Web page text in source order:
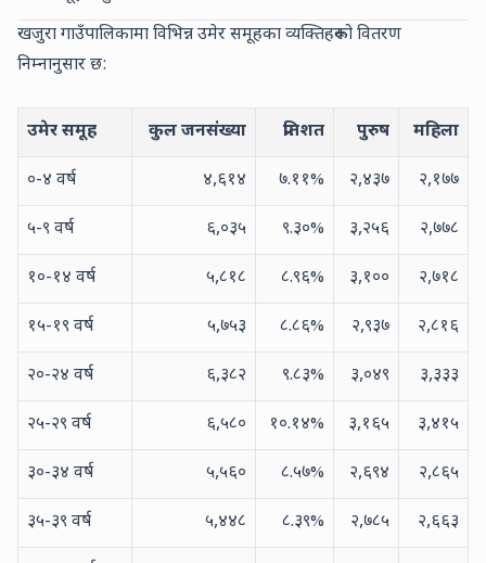
खजुरा गाउँपालिकामा विभिन्न उमेर समूहका व्यक्तिहरूको वितरण
निम्नानुसार छ:
उमेर समूह कुल जनसंख्या प्रतिशत पुरुष महिला
०-४ वर्ष ४,६१४ ७.११% २,४३७ २,१७७
५-९ वर्ष ६,०३५ ९.३०% ३,२५६ २,७७८
१०-१४ वर्ष ५,८१८ ८.९६% ३,१०० २,७१८
१५-१९ वर्ष ५,७५३ ८.८६% २,९३७ २,८१६
२०-२४ वर्ष ६,३८२ ९.८३% ३,०४९ ३,३३३
२५-२९ वर्ष ६,५८० १०.१४% ३,१६५ ३,४१५
३०-३४ वर्ष ५,५६० ८.५७% २,६९४ २,८६५
३५-३९ वर्ष ५,४४८ ८.३९% २,७८५ २,६६३